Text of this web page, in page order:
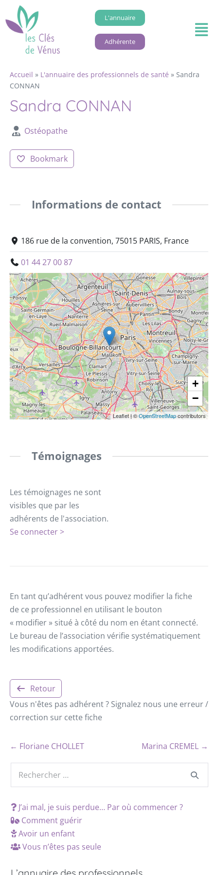
L'annuaire
Adhérente
Accueil » L'annuaire des professionnels de santé » Sandra
CONNAN
Sandra CONNAN
Ostéopathe
Bookmark
Informations de contact
186 rue de la convention, 75015 PARIS, France
01 44 27 00 87
+
−
Leaflet|©OpenStreetMapcontributors
Témoignages
Les témoignages ne sont
visibles que par les
adhérents de l'association.
Se connecter >
En tant qu’adhérent vous pouvez modifier la fiche
de ce professionnel en utilisant le bouton
« modifier » situé à côté du nom en étant connecté.
Le bureau de l’association vérifie systématiquement
les modifications apportées.
Retour
Vous n'êtes pas adhérent ? Signalez nous une erreur /
correction sur cette fiche
← Floriane CHOLLET Marina CREMEL →
J’ai mal, je suis perdue… Par où commencer ?
Comment guérir
Avoir un enfant
Vous n’êtes pas seule